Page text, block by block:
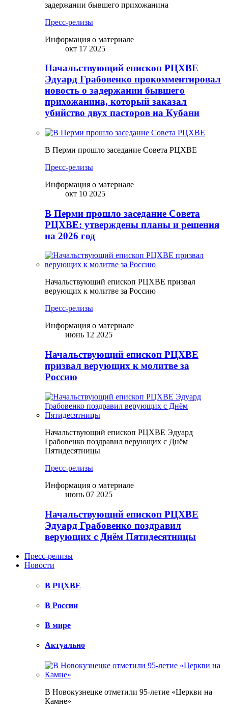
задержании бывшего прихожанина
Пресс-релизы
Информация о материале
окт 17 2025
Начальствующий епископ РЦХВЕ
Эдуард Грабовенко прокомментировал
новость о задержании бывшего
прихожанина, который заказал
убийство двух пасторов на Кубани
В Перми прошло заседание Совета РЦХВЕ
Пресс-релизы
Информация о материале
окт 10 2025
В Перми прошло заседание Совета
РЦХВЕ: утверждены планы и решения
на 2026 год
Начальствующий епископ РЦХВЕ призвал
верующих к молитве за Россию
Пресс-релизы
Информация о материале
июнь 12 2025
Начальствующий епископ РЦХВЕ
призвал верующих к молитве за
Россию
Начальствующий епископ РЦХВЕ Эдуард
Грабовенко поздравил верующих с Днём
Пятидесятницы
Пресс-релизы
Информация о материале
июнь 07 2025
Начальствующий епископ РЦХВЕ
Эдуард Грабовенко поздравил
верующих с Днём Пятидесятницы
Пресс-релизы
Новости
В РЦХВЕ
В России
В мире
Актуально
В Новокузнецке отметили 95-летие «Церкви на
Камне»